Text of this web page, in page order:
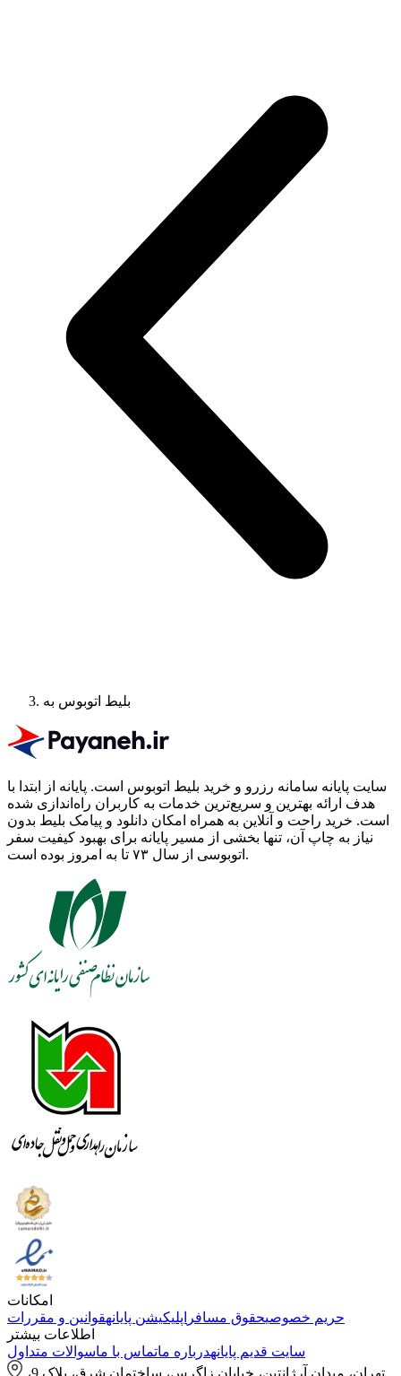
بلیط اتوبوس به
سایت پایانه سامانه رزرو و خرید بلیط اتوبوس است. پایانه از ابتدا با
هدف ارائه بهترین و سریع‌ترین خدمات به کاربران راه‌اندازی شده
است. خرید راحت و آنلاین به همراه امکان دانلود و پیامک بلیط بدون
نیاز به چاپ آن، تنها بخشی از مسیر پایانه برای بهبود کیفیت سفر
اتوبوسی از سال ۷۳ تا به امروز بوده است.
امکانات
حریم خصوصیحقوق مسافر اپلیکیشن پایانهقوانین و مقررات
اطلاعات بیشتر
سایت قدیم پایانهدرباره ماتماس با ماسوالات متداول